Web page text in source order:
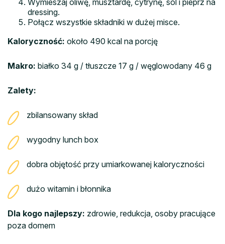
Wymieszaj oliwę, musztardę, cytrynę, sól i pieprz na
dressing.
Połącz wszystkie składniki w dużej misce.
Kaloryczność: około 490 kcal na porcję
Makro: białko 34 g / tłuszcze 17 g / węglowodany 46 g
Zalety:
zbilansowany skład
wygodny lunch box
dobra objętość przy umiarkowanej kaloryczności
dużo witamin i błonnika
Dla kogo najlepszy: zdrowie, redukcja, osoby pracujące
poza domem